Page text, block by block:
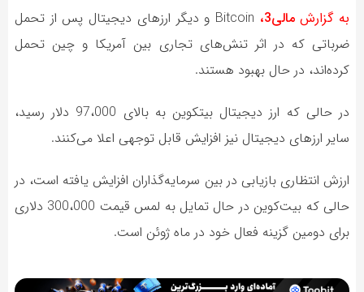
به گزارشمالی3،
Bitcoin و دیگر ارزهای دیجیتال پس از تحمل
ضرباتی که در اثر تنش‌های تجاری بین آمریکا و چین تحمل
کرده‌اند، در حال بهبود هستند.
در حالی که ارز دیجیتال بیتکوین به بالای 97،000 دلار رسید،
سایر ارزهای دیجیتال نیز افزایش قابل توجهی اعلا می‌کنند.
ارزش انتظاری بازیابی در بین سرمایه‌گذاران افزایش یافته است، در
حالی که بیت‌کوین در حال تمایل به لمس قیمت 300،000 دلاری
برای دومین گزینه فعال خود در ماه ژوئن است.